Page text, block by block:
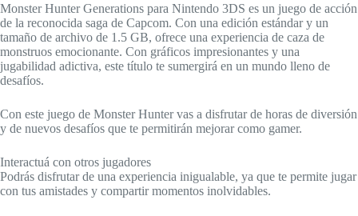
Monster Hunter Generations para Nintendo 3DS es un juego de acción
de la reconocida saga de Capcom. Con una edición estándar y un
tamaño de archivo de 1.5 GB, ofrece una experiencia de caza de
monstruos emocionante. Con gráficos impresionantes y una
jugabilidad adictiva, este título te sumergirá en un mundo lleno de
desafíos.
Con este juego de Monster Hunter vas a disfrutar de horas de diversión
y de nuevos desafíos que te permitirán mejorar como gamer.
Interactuá con otros jugadores
Podrás disfrutar de una experiencia inigualable, ya que te permite jugar
con tus amistades y compartir momentos inolvidables.